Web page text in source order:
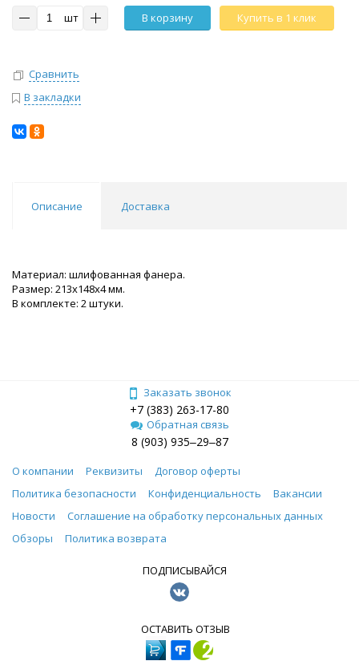
шт В корзину Купить в 1 клик
Сравнить
В закладки
Описание Доставка
Материал: шлифованная фанера.
Размер: 213x148x4 мм.
В комплекте: 2 штуки.
Заказать звонок
+7 (383) 263-17-80
Обратная связь
8 (903) 935‒29‒87
О компании Реквизиты
Договор оферты
Политика безопасности
Конфиденциальность
Вакансии
Новости
Соглашение на обработку персональных данных
Обзоры
Политика возврата
ПОДПИСЫВАЙСЯ
ОСТАВИТЬ ОТЗЫВ